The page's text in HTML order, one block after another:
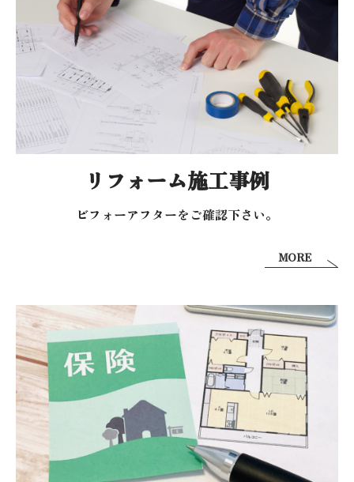
リフォーム施工事例
ビフォーアフターを ご確認下さい。
MORE